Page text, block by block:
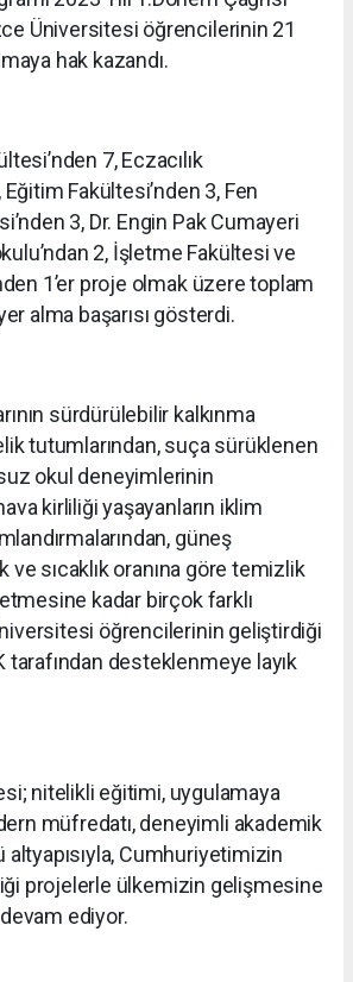
Üniversitesi öğrencilerinin 21
hak kazandı.
7, Eczacılık
Fakültesi’nden 3, Fen
3, Dr. Engin Pak Cumayeri
2, İşletme Fakültesi ve
1’er proje olmak üzere toplam
alma başarısı gösterdi.
sürdürülebilir kalkınma
tutumlarından, suça sürüklenen
okul deneyimlerinin
kirliliği yaşayanların iklim
güneş
ve sıcaklık oranına göre temizlik
kadar birçok farklı
öğrencilerinin geliştirdiği
tarafından desteklenmeye layık
nitelikli eğitimi, uygulamaya
müfredatı, deneyimli akademik
Cumhuriyetimizin
projelerle ülkemizin gelişmesine
devam ediyor.